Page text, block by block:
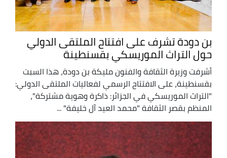
بن دودة تشرف على افتتاح الملتقى الدولي
حول التراث الموريسكي بقسنطينة
أشرفت وزيرة الثقافة والفنون مليكة بن دودة، هذا السبت
بقسنطينة، على الافتتاح الرسمي لفعاليات الملتقى الدولي:
"التراث الموريسكي في الجزائر: ذاكرة وهوية مشتركة"،
المنظم بقصر الثقافة "محمد العيد آل خليفة" ...